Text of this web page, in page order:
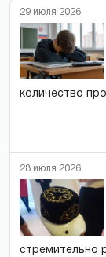
29 июля 2026
количество
28 июля 2026
стремительно